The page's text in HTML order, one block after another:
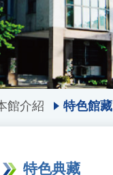
館介紹 特色館藏
特色典藏